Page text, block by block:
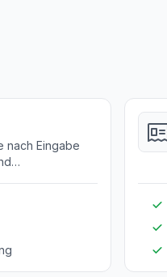
nach Eingabe